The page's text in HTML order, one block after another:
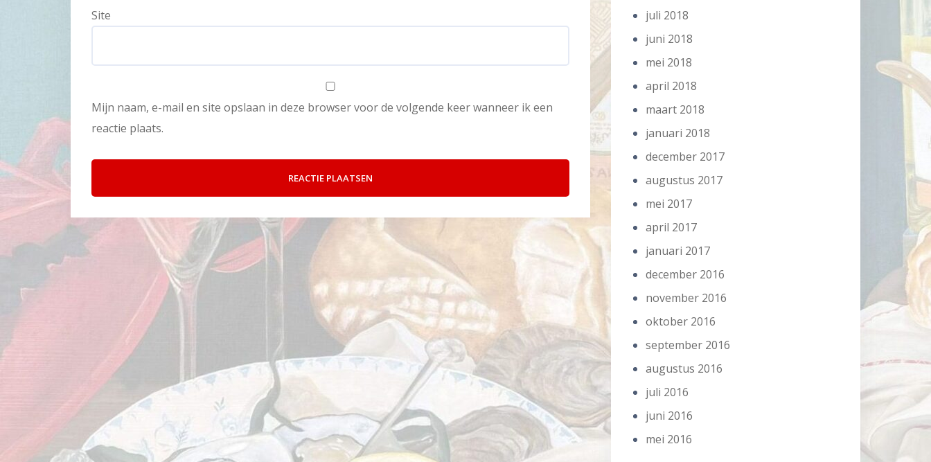
Site
Mijn naam, e-mail en site opslaan in deze browser voor de volgende keer wanneer ik een
reactie plaats.
juli 2018
juni 2018
mei 2018
april 2018
maart 2018
januari 2018
december 2017
augustus 2017
mei 2017
april 2017
januari 2017
december 2016
november 2016
oktober 2016
september 2016
augustus 2016
juli 2016
juni 2016
mei 2016